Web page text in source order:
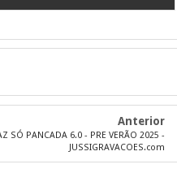
Anterior
SÓ PANCADA 6.0 - PRE VERÃO 2025 -
JUSSIGRAVACOES.com